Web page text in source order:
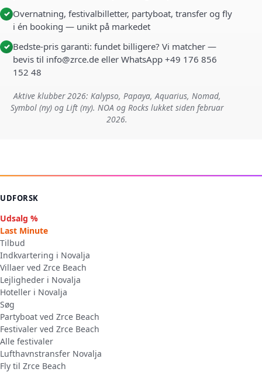
✓ Overnatning, festivalbilletter, partyboat, transfer og fly
i én booking — unikt på markedet
✓ Bedste-pris garanti: fundet billigere? Vi matcher —
bevis til info@zrce.de eller WhatsApp +49 176 856
152 48
Aktive klubber 2026: Kalypso, Papaya, Aquarius, Nomad,
Symbol (ny) og Lift (ny). NOA og Rocks lukket siden februar
2026.
UDFORSK
Udsalg %
Last Minute
Tilbud
Indkvartering i Novalja
Villaer ved Zrce Beach
Lejligheder i Novalja
Hoteller i Novalja
Søg
Partyboat ved Zrce Beach
Festivaler ved Zrce Beach
Alle festivaler
Lufthavnstransfer Novalja
Fly til Zrce Beach